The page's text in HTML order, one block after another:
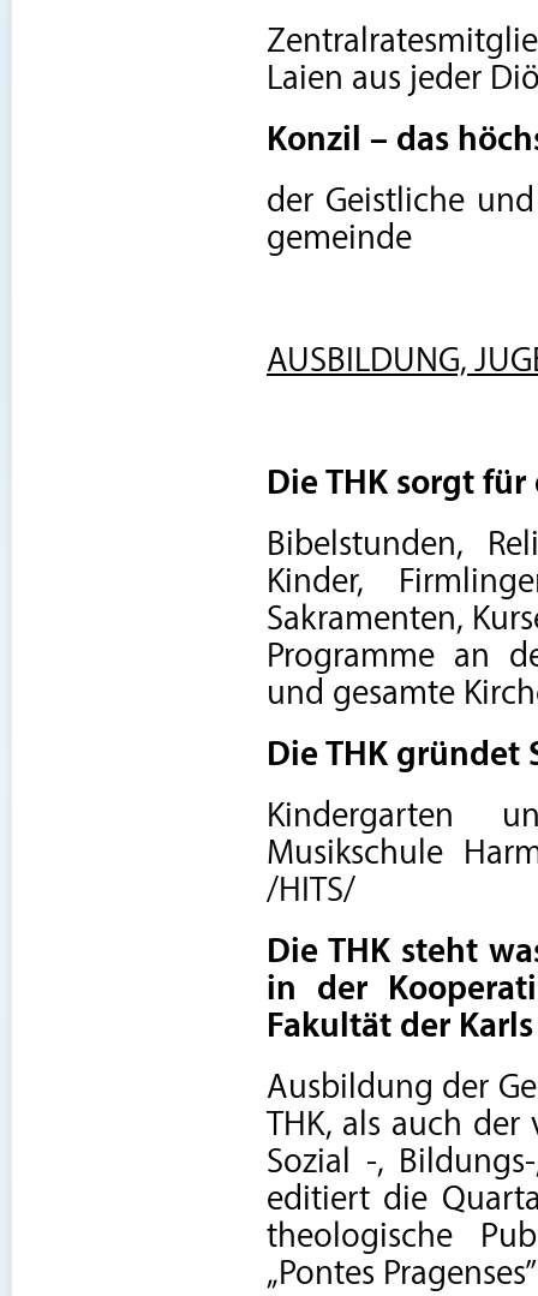
Laien aus jeder
Konzil – das
der Geistliche
gemeinde
AUSBILDUNG,
Die THK sorgt
Bibelstunden,
Kinder,
Sakramenten,
Programme an
und gesamte
Die THK
Kindergarten
Musikschule
/HITS/
Die THK steht
in der
Fakultät der
Ausbildung der
THK, als auch
Sozial -,
editiert die
theologische
„Pontes Pragenses”